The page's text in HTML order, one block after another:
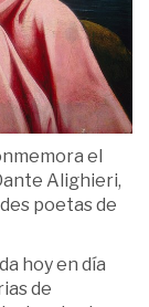
el
Alighieri,
poetas de
hoy en día
de